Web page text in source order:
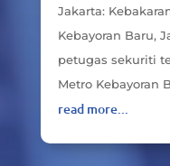
Jakarta:
Kebayoran Baru,
petugas sekuriti
Metro Kebayoran
read more...